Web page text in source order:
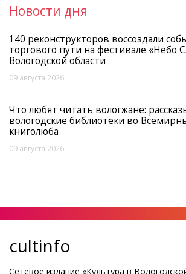
Новости дня
140 реконструкторов воссоздали
торгового пути на фестивале «Небо
Вологодской области
09 августа 2026
Что любят читать вологжане:
вологодские библиотеки во
книголюба
09 августа 2026
cultinfo
Сетевое издание «Культура в